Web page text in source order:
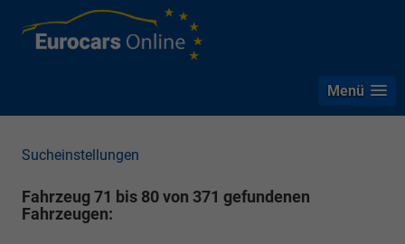
Menü
Sucheinstellungen
Fahrzeug 71 bis 80 von 371 gefundenen
Fahrzeugen: